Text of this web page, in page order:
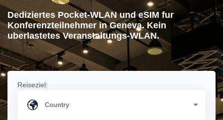
Dediziertes Pocket-WLAN und eSIM fur
Konferenzteilnehmer in Geneva. Kein
uberlastetes Veranstaltungs-WLAN.
Reiseziel: